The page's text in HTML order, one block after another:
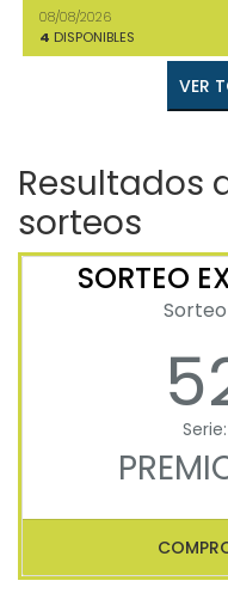
08/08/2026
4 DISPONIBLES
Resultados
sorteos
SORTEO